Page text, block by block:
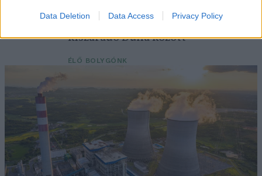
Data Deletion Data Access Privacy Policy
Elképesztő felvétel mutatja meg,
mekkora a különbség az áradó és a
kiszáradó Duna között
ÉLŐ BOLYGÓNK